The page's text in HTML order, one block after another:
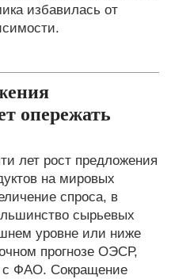
избавилась от
опережать
лет рост предложения
на мировых
спроса, в
сырьевых
уровне или ниже
прогнозе ОЭСР,
с ФАО. Сокращение